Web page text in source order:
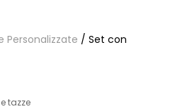
Personalizzate / Set con
tazze